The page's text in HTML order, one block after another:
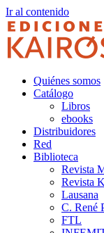
Ir al contenido
Quiénes somos
Catálogo
Libros
ebooks
Distribuidores
Red
Biblioteca
Revista
Revista
Lausana
C. René
FTL